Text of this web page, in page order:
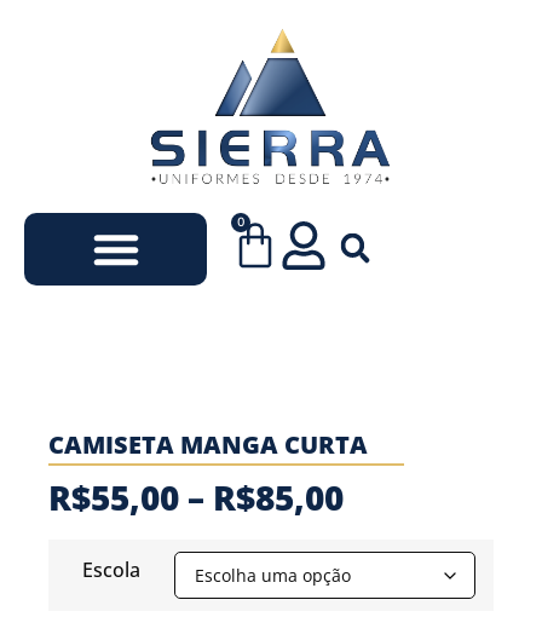
0
CAMISETA MANGA CURTA
R$55,00 – R$85,00
Escola